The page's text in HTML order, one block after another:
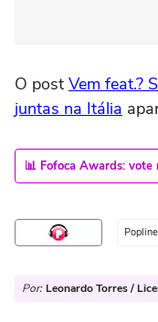
O post Vem feat.?
juntas na Itália
📊 Fofoca Awards: vote
Popline
Por: Leonardo Torres /